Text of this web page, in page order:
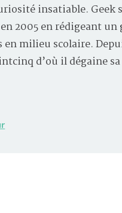
insatiable. Geek
2005 en rédigeant un
milieu scolaire.
d’où il dégaine